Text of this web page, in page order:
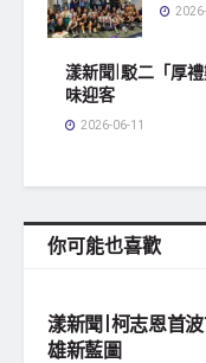
漾新聞|駁二「厚
味迎客
2026-06-11
你可能也喜歡
漾新聞|柯志恩首
雄新藍圖